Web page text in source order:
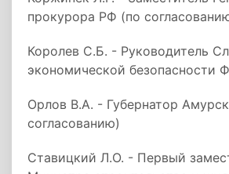
прокурора РФ (по
Королев С.Б. - Руководитель
экономической безопасности
Орлов В.А. - Губернатор
согласованию)
Ставицкий Л.О. - Первый